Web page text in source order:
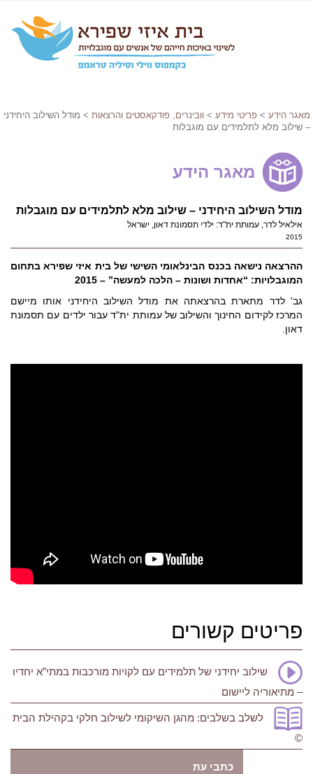
מאגר הידע > פריטי מידע > וובינרים, פודקאסטים והרצאות > מודל השילוב היחידני
– שילוב מלא לתלמידים עם מוגבלות
מאגר הידע
מודל השילוב היחידני – שילוב מלא לתלמידים עם מוגבלות
אילאיל לדר, עמותת ית"ד: ילדי תסמונת דאון, ישראל
2015
ההרצאה נישאה בכנס הבינלאומי השישי של בית איזי שפירא בתחום
המוגבלויות: “אחדות ושונות – הלכה למעשה” – 2015
גב' לדר מתארת בהרצאתה את מודל השילוב היחידני אותו מיישם
המרכז לקידום החינוך והשילוב של עמותת ית"ד עבור ילדים עם תסמונת
דאון.
פריטים קשורים
שילוב יחידני של תלמידים עם לקויות מורכבות במתי”א יחדיו
– מתיאוריה ליישום
לשלב בשלבים: מהגן השיקומי לשילוב חלקי בקהילת הבית
©
כתבי עת